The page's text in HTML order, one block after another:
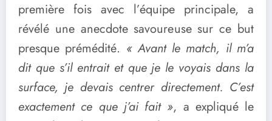
première fois avec l’équipe principale, a
révélé une anecdote savoureuse sur ce but
presque prémédité. « Avant le match, il m’a
dit que s’il entrait et que je le voyais dans la
surface, je devais centrer directement. C’est
exactement ce que j’ai fait », a expliqué le